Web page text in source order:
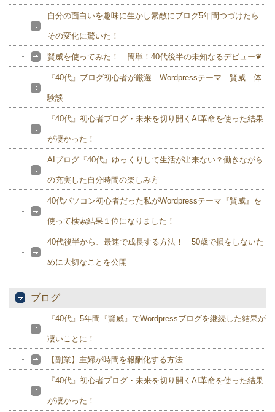
自分の面白いを趣味に生かし素敵にブログ5年間つづけたら
その変化に驚いた！
賢威を使ってみた！ 簡単！40代後半の未知なるデビュー❦
『40代』ブログ初心者が厳選 Wordpressテーマ 賢威 体
験談
『40代』初心者ブログ・未来を切り開くAI革命を使った結果
が凄かった！
AIブログ『40代』ゆっくりして生活が出来ない？働きながら
の充実した自分時間の楽しみ方
40代パソコン初心者だった私がWordpressテーマ『賢威』を
使って検索結果１位になりました！
40代後半から、最速で成長する方法！ 50歳で損をしないた
めに大切なことを公開
ブログ
『40代』5年間『賢威』でWordpressブログを継続した結果が
凄いことに！
【副業】主婦が時間を報酬化する方法
『40代』初心者ブログ・未来を切り開くAI革命を使った結果
が凄かった！